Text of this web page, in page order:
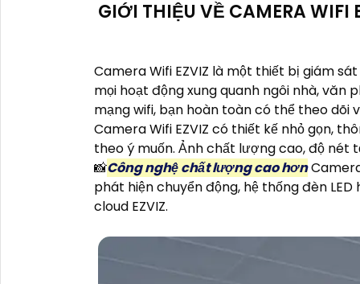
GIỚI THIỆU VỀ CAMERA WIFI
Camera Wifi EZVIZ là một thiết bị giám
mọi hoạt động xung quanh ngôi nhà, văn
mạng wifi, bạn hoàn toàn có thể theo dõi
Camera Wifi EZVIZ có thiết kế nhỏ gọn,
theo ý muốn. Ảnh chất lượng cao, độ nét
📸Công nghệ chất lượng cao hơn
phát hiện chuyển động, hệ thống đèn
cloud EZVIZ.